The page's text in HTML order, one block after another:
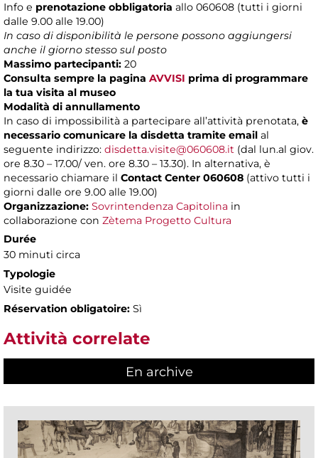
Info e prenotazione obbligatoria allo 060608 (tutti i giorni
dalle 9.00 alle 19.00)
In caso di disponibilità le persone possono aggiungersi
anche il giorno stesso sul posto
Massimo partecipanti: 20
Consulta sempre la pagina AVVISI prima di programmare
la tua visita al museo
Modalità di annullamento
In caso di impossibilità a partecipare all’attività prenotata, è
necessario comunicare la disdetta tramite email al
seguente indirizzo: disdetta.visite@060608.it (dal lun.al giov.
ore 8.30 – 17.00/ ven. ore 8.30 – 13.30). In alternativa, è
necessario chiamare il Contact Center 060608 (attivo tutti i
giorni dalle ore 9.00 alle 19.00)
Organizzazione: Sovrintendenza Capitolina in
collaborazione con Zètema Progetto Cultura
Durée
30 minuti circa
Typologie
Visite guidée
Réservation obligatoire: Sì
Attività correlate
En archive